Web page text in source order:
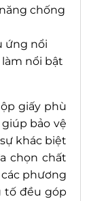
chống
ứng nổi
nổi bật
giấy phù
bảo vệ
khác biệt
chọn chất
phương
tố đều góp